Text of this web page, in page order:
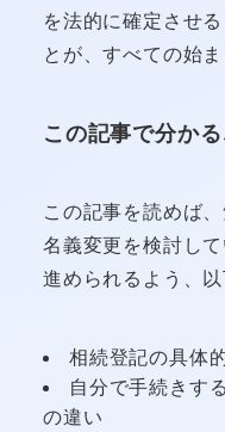
を法的に確定させ
とが、すべての始ま
この記事で分かる
この記事を読めば
名義変更を検討し
進められるよう、
相続登記の具体
自分で手続きす
の違い